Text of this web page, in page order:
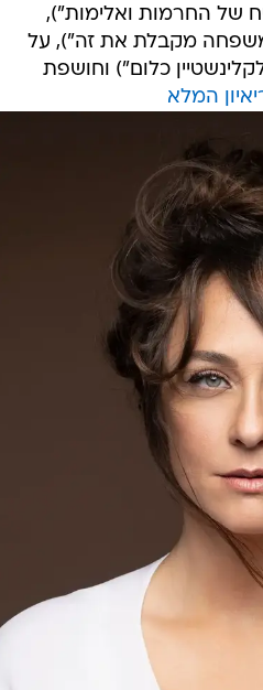
של החרמות ואלימות"),
מקבלת את זה"), על
כלום") וחושפת
המלא